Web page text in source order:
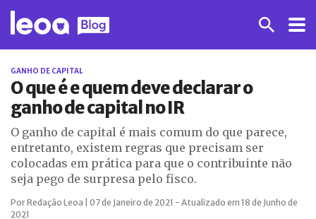
GANHO DE CAPITAL
O que é e quem deve declarar o
ganho de capital no IR
O ganho de capital é mais comum do que parece,
entretanto, existem regras que precisam ser
colocadas em prática para que o contribuinte não
seja pego de surpresa pelo fisco.
Por Redação Leoa | 07 de Janeiro de 2021 - Atualizado em 18 de Junho de
2021